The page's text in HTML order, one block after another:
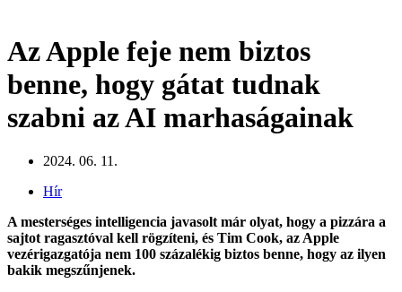
Az Apple feje nem biztos
benne, hogy gátat tudnak
szabni az AI marhaságainak
2024. 06. 11.
Hír
A mesterséges intelligencia javasolt már olyat, hogy a pizzára a
sajtot ragasztóval kell rögzíteni, és Tim Cook, az Apple
vezérigazgatója nem 100 százalékig biztos benne, hogy az ilyen
bakik megszűnjenek.